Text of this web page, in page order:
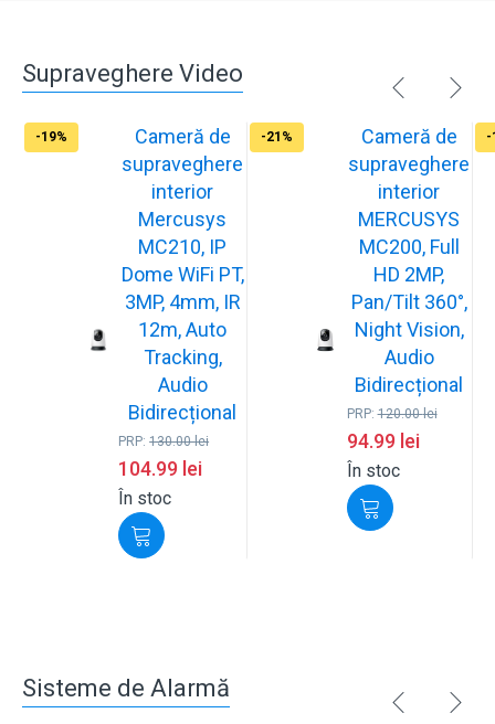
Supraveghere Video
-19%
Cameră de
supraveghere
interior
Mercusys
MC210, IP
Dome WiFi PT,
3MP, 4mm, IR
12m, Auto
Tracking,
Audio
Bidirecțional
PRP:130.00lei
104.99 lei
În stoc
-21%
Cameră de
supraveghere
interior
MERCUSYS
MC200, Full
HD 2MP,
Pan/Tilt 360°,
Night Vision,
Audio
Bidirecțional
PRP:120.00lei
94.99 lei
În stoc
-
Sisteme de Alarmă